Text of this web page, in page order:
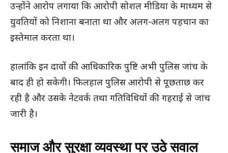
उन्होंने आरोप लगाया कि आरोपी सोशल मीडिया के माध्यम से
युवतियों को निशाना बनाता था और अलग-अलग पहचान का
इस्तेमाल करता था।
हालांकि इन दावों की आधिकारिक पुष्टि अभी पुलिस जांच के
बाद ही हो सकेगी। फिलहाल पुलिस आरोपी से पूछताछ कर
रही है और उसके नेटवर्क तथा गतिविधियों की गहराई से जांच
जारी है।
समाज और सुरक्षा व्यवस्था पर उठे सवाल